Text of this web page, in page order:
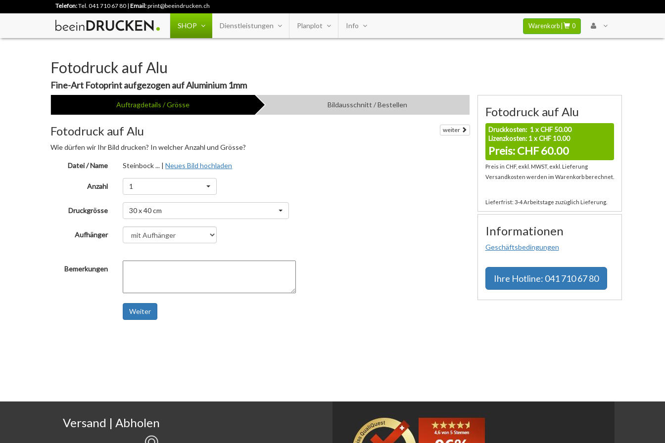
Telefon:Tel. 041 710 67 80 | Email:print@beeindrucken.ch
SHOP Dienstleistungen Planplot Info Warenkorb | 0
Fotodruck auf Alu
Fine-Art Fotoprint aufgezogen auf Aluminium 1mm
Auftragdetails / Grösse Bildausschnitt / Bestellen
weiter
Fotodruck auf Alu
Wie dürfen wir Ihr Bild drucken? In welcher Anzahl und Grösse?
Datei / Name Steinbock ... |Neues Bild hochladen
Anzahl 1
Druckgrösse 30 x 40 cm
Aufhänger
Bemerkungen
Weiter
Fotodruck auf Alu
Druckkosten: 1 x CHF 50.00
Lizenzkosten: 1 x CHF 10.00
Preis: CHF 60.00
Preis in CHF, exkl. MWST, exkl. Lieferung
Versandkosten werden im Warenkorb berechnet.
Lieferfrist: 3-4 Arbeitstage zuzüglich Lieferung.
Informationen
Geschäftsbedingungen
Ihre Hotline: 041 710 67 80
Versand | Abholen